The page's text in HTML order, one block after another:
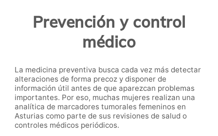
Prevención y control
médico
La medicina preventiva busca cada vez más detectar
alteraciones de forma precoz y disponer de
información útil antes de que aparezcan problemas
importantes. Por eso, muchas mujeres realizan una
analítica de marcadores tumorales femeninos en
Asturias como parte de sus revisiones de salud o
controles médicos periódicos.